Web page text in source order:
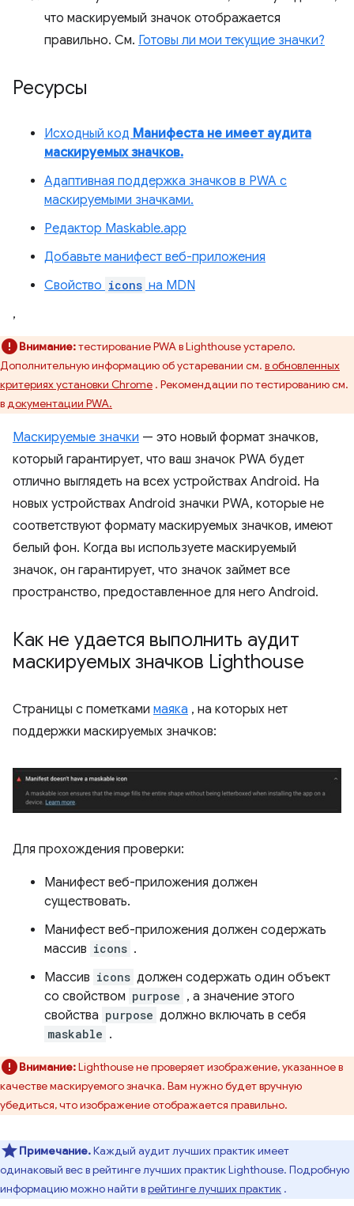
что маскируемый значок отображается
правильно. См. Готовы ли мои текущие значки?
Ресурсы
Исходный код Манифеста не имеет аудита
маскируемых значков.
Адаптивная поддержка значков в PWA с
маскируемыми значками.
Редактор Maskable.app
Добавьте манифест веб-приложения
Свойство icons на MDN
,
Внимание:тестирование PWA в Lighthouse устарело.
Дополнительную информацию об устаревании см. в обновленных
критериях установки Chrome . Рекомендации по тестированию см.
вдокументации PWA.
Маскируемые значки — это новый формат значков,
который гарантирует, что ваш значок PWA будет
отлично выглядеть на всех устройствах Android. На
новых устройствах Android значки PWA, которые не
соответствуют формату маскируемых значков, имеют
белый фон. Когда вы используете маскируемый
значок, он гарантирует, что значок займет все
пространство, предоставленное для него Android.
Как не удается выполнить аудит
маскируемых значков Lighthouse
Страницы с пометками маяка , на которых нет
поддержки маскируемых значков:
Для прохождения проверки:
Манифест веб-приложения должен
существовать.
Манифест веб-приложения должен содержать
массив icons .
Массив icons должен содержать один объект
со свойством purpose , а значение этого
свойства purpose должно включать в себя
maskable .
Внимание:Lighthouse не проверяет изображение, указанное в
качестве маскируемого значка. Вам нужно будет вручную
убедиться, что изображение отображается правильно.
Примечание.Каждый аудит лучших практик имеет
одинаковый вес в рейтинге лучших практик Lighthouse. Подробную
информацию можно найти врейтинге лучших практик .